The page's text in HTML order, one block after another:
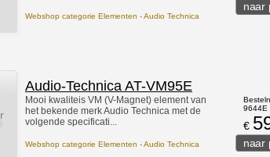
Webshop categorie Elementen - Audio Technica
Audio-Technica AT-VM95E
Mooi kwaliteis VM (V-Magnet) element van
het bekende merk Audio Technica met de
volgende specificati...
Webshop categorie Elementen - Audio Technica
9644E
€